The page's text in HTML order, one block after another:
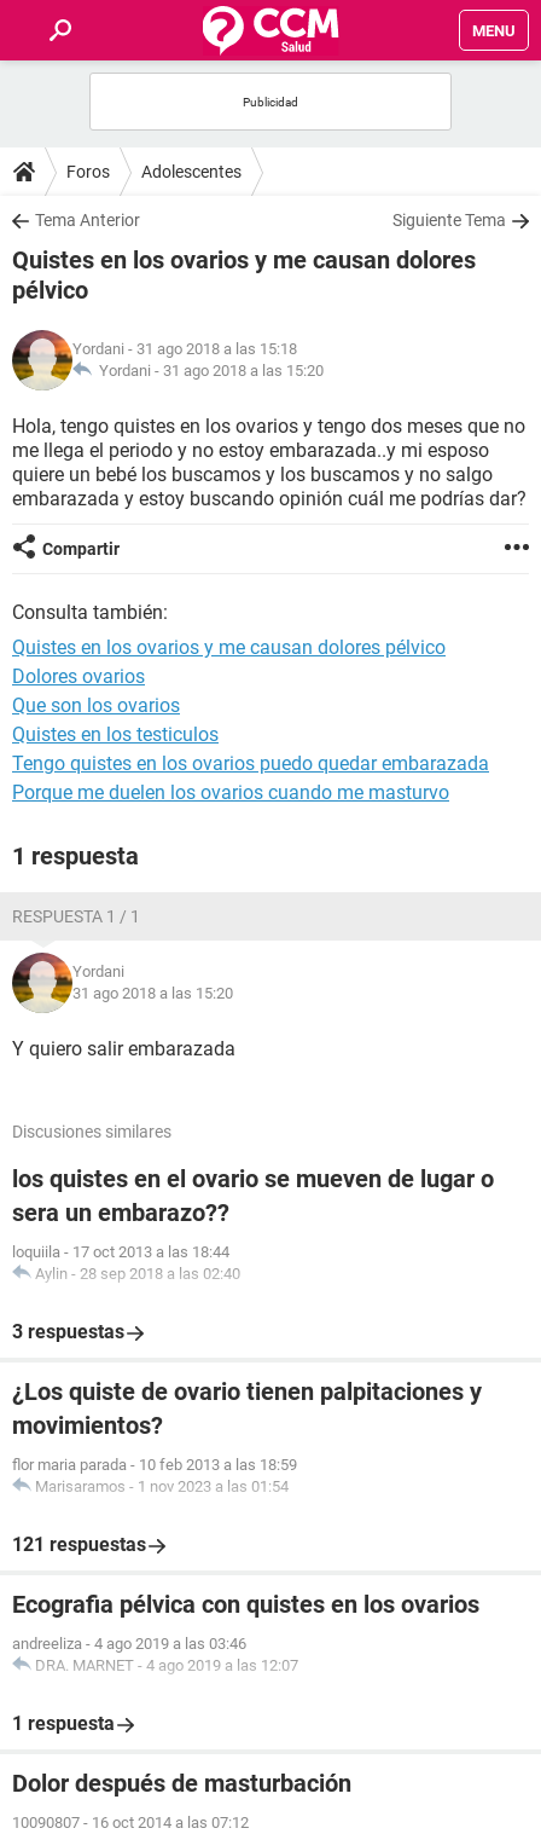
MENU
FOROS
SALUD
FAMILIA
NUTRICIÓN
SEXUALIDAD
Foros Adolescentes
Tema Anterior Siguiente Tema
Quistes en los ovarios y me causan dolores
pélvico
Yordani - 31 ago 2018 a las 15:18
Yordani - 31 ago 2018 a las 15:20
Hola, tengo quistes en los ovarios y tengo dos meses que no
me llega el periodo y no estoy embarazada..y mi esposo
quiere un bebé los buscamos y los buscamos y no salgo
embarazada y estoy buscando opinión cuál me podrías dar?
Compartir
Consulta también:
Quistes en los ovarios y me causan dolores pélvico
Dolores ovarios
Que son los ovarios
Quistes en los testiculos
Tengo quistes en los ovarios puedo quedar embarazada
Porque me duelen los ovarios cuando me masturvo
1 respuesta
RESPUESTA 1 / 1
Yordani
31 ago 2018 a las 15:20
Y quiero salir embarazada
Discusiones similares
los quistes en el ovario se mueven de lugar o
sera un embarazo??
loquiila - 17 oct 2013 a las 18:44
Aylin - 28 sep 2018 a las 02:40
3 respuestas
¿Los quiste de ovario tienen palpitaciones y
movimientos?
flor maria parada - 10 feb 2013 a las 18:59
Marisaramos - 1 nov 2023 a las 01:54
121 respuestas
Ecografia pélvica con quistes en los ovarios
andreeliza - 4 ago 2019 a las 03:46
DRA. MARNET - 4 ago 2019 a las 12:07
1 respuesta
Dolor después de masturbación
10090807 - 16 oct 2014 a las 07:12